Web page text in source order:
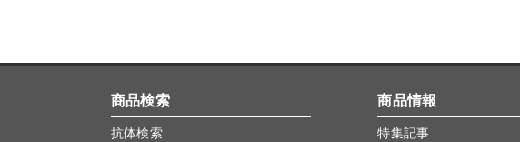
商品検索
抗体検索
商品情報
特集記事